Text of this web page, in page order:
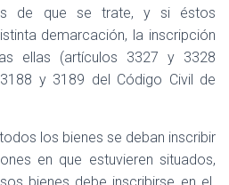
de que se trate, y si éstos
demarcación, la inscripción
ellas (artículos 3327 y 3328
y 3189 del Código Civil de
los bienes se deban inscribir
en que estuvieren situados,